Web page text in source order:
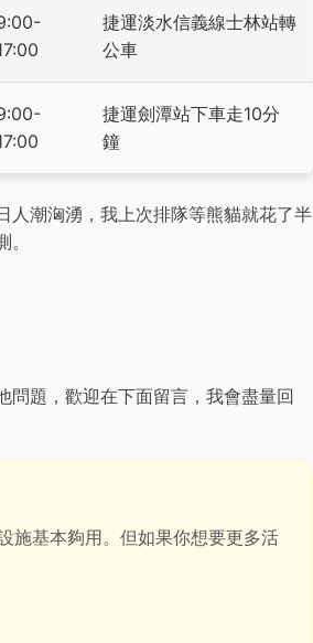
捷運淡水信義線士林站轉
公車
捷運劍潭站下車走10分
鐘
人潮洶湧，我上次排隊等熊貓就花了半
問題，歡迎在下面留言，我會盡量回
基本夠用。但如果你想要更多活